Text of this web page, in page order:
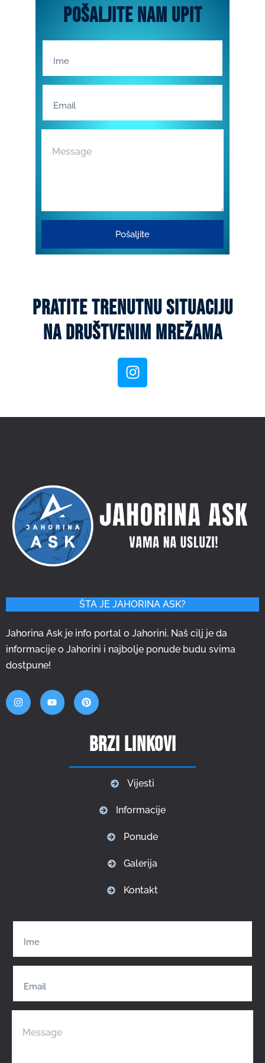
pošaljite nam upit
Pošaljite
pratite trenutnu situaciju
na društvenim mrežama
ŠTA JE JAHORINA ASK?
Jahorina Ask je info portal o Jahorini. Naš cilj je da
informacije o Jahorini i najbolje ponude budu svima
dostpune!
Brzi linkovi
Vijesti
Informacije
Ponude
Galerija
Kontakt